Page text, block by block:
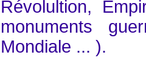
Révolultion,
monuments
Mondiale ... ).